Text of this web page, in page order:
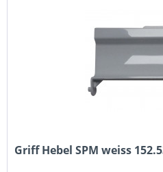
Griff Hebel SPM weiss